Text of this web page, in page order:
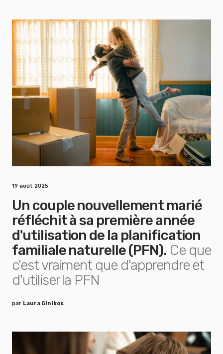
19 août 2025
Un couple nouvellement marié
réfléchit à sa première année
d'utilisation de la planification
familiale naturelle (PFN). Ce que
c'est vraiment que d'apprendre et
d'utiliser la PFN
par Laura Ginikos